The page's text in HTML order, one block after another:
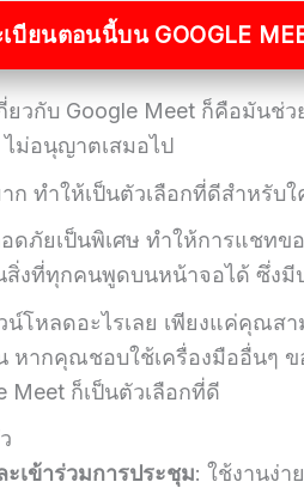
บียนตอนนี้บน GOOGLE
ยวกับ Google Meet ก็คือมัน
ม่อนุญาตเสมอไป
ก ทำให้เป็นตัวเลือกที่ดีสำหรับ
ดภัยเป็นพิเศษ ทำให้การแชท
สิ่งที่ทุกคนพูดบนหน้าจอได้ ซึ่งมี
โหลดอะไรเลย เพียงแค่คุณสา
หากคุณชอบใช้เครื่องมืออื่นๆ
Meet ก็เป็นตัวเลือกที่ดี
เข้าร่วมการประชุม: ใช้งานง่า